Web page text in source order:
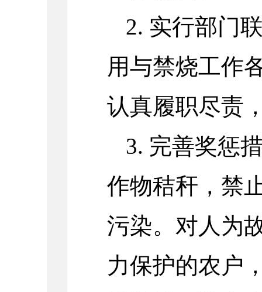
2. 实行部门
用与禁烧工作
认真履职尽责
3. 完善奖惩
作物秸秆，禁
污染。对人为
力保护的农户